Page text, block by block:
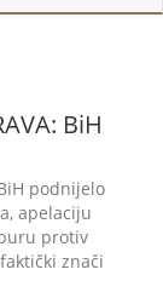
BiH
podnijelo
apelaciju
protiv
znači